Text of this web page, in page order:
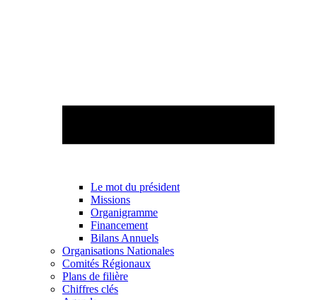
Le mot du président
Missions
Organigramme
Financement
Bilans Annuels
Organisations Nationales
Comités Régionaux
Plans de filière
Chiffres clés